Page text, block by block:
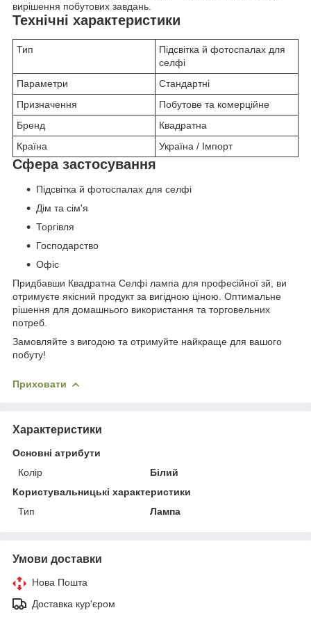
вирішення побутових завдань.
Технічні характеристики
Тип
Підсвітка й фотоспалах для
селфі
Параметри
Стандартні
Призначення
Побутове та комерційне
Бренд
Квадратна
Країна
Україна / Імпорт
Сфера застосування
Підсвітка й фотоспалах для селфі
Дім та сім'я
Торгівля
Господарство
Офіс
Придбавши Квадратна Селфі лампа для професійної зй, ви
отримуєте якісний продукт за вигідною ціною. Оптимальне
рішення для домашнього використання та торговельних
потреб.
Замовляйте з вигодою та отримуйте найкраще для вашого
побуту!
Приховати
Характеристики
Основні атрибути
Колір
Білий
Користувальницькі характеристики
Тип
Лампа
Умови доставки
Нова Пошта
Доставка кур'єром